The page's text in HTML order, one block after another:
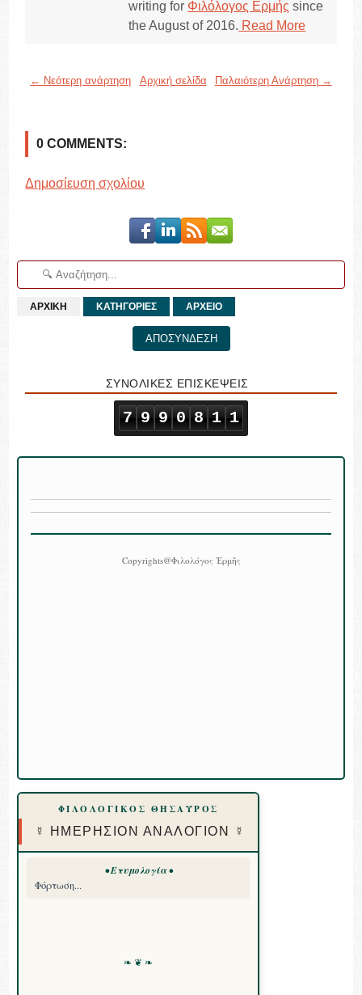
writing for Φιλόλογος Ερμής since
the August of 2016. Read More
← Νεότερη ανάρτηση Παλαιότερη Ανάρτηση →
Αρχική σελίδα
0 COMMENTS:
Δημοσίευση σχολίου
ΑΡΧΙΚΗ ΚΑΤΗΓΟΡΙΕΣ ΑΡΧΕΙΟ
ΑΠΟΣΥΝΔΕΣΗ
ΣΥΝΟΛΙΚΕΣ ΕΠΙΣΚΕΨΕΙΣ
7 9 9 0 8 1 1
Copyrights@Φιλολόγος Ἑρμῆς
ΦΙΛΟΛΟΓΙΚΟΣ ΘΗΣΑΥΡΟΣ
☿ ΗΜΕΡΗΣΙΟΝ ΑΝΑΛΟΓΙΟΝ ☿
• Ετυμολογία •
Φόρτωση...
❧ ❦ ❧